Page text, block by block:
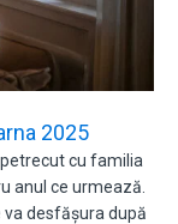
2025
cu familia
anul ce urmează.
va desfășura după